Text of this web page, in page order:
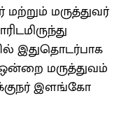
மற்றும் மருத்துவர்
இதுதொடர்பாக
ஒன்றை மருத்துவம்
இளங்கோ